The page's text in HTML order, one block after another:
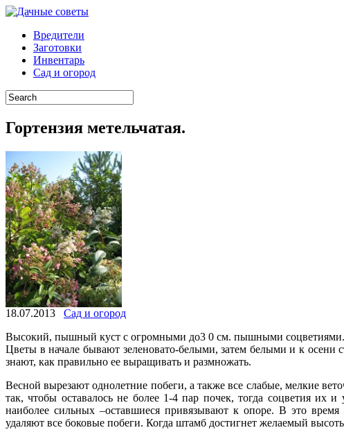
Вредители
Заготовки
Инвентарь
Сад и огород
Гортензия метельчатая.
18.07.2013
Сад и огород
Высокий, пышный куст с огромными до3 0 см. пышными соцветиями.
Цветы в начале бывают зеленовато-белыми, затем белыми и к осени
знают, как правильно ее выращивать и размножать.
Весной вырезают однолетние побеги, а также все слабые, мелкие
так, чтобы оставалось не более 1-4 пар почек, тогда соцветия их
наиболее сильных –оставшиеся привязывают к опоре. В это
удаляют все боковые побеги. Когда штамб достигнет желаемый